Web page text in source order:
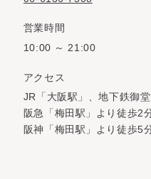
営業時間
10:00 ～ 21:00
アクセス
JR「大阪駅」、地下鉄御
阪急「梅田駅」より徒歩2
阪神「梅田駅」より徒歩5